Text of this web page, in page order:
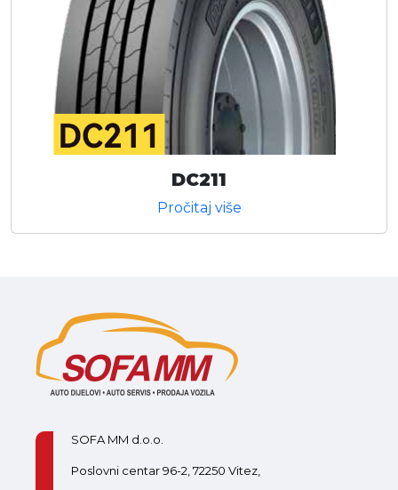
DC211
Pročitaj više
SOFA MM d.o.o.
Poslovni centar 96-2, 72250 Vitez,